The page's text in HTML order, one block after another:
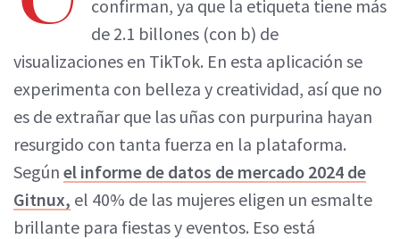
confirman, ya que la etiqueta tiene más
de 2.1 billones (con b) de
visualizaciones en TikTok. En esta aplicación se
experimenta con belleza y creatividad, así que no
es de extrañar que las uñas con purpurina hayan
resurgido con tanta fuerza en la plataforma.
Según el informe de datos de mercado 2024 de
Gitnux, el 40% de las mujeres eligen un esmalte
brillante para fiestas y eventos. Eso está